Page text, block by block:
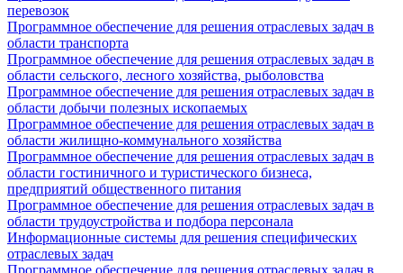
перевозок
Программное обеспечение для решения отраслевых задач в
области транспорта
Программное обеспечение для решения отраслевых задач в
области сельского, лесного хозяйства, рыболовства
Программное обеспечение для решения отраслевых задач в
области добычи полезных ископаемых
Программное обеспечение для решения отраслевых задач в
области жилищно-коммунального хозяйства
Программное обеспечение для решения отраслевых задач в
области гостиничного и туристического бизнеса,
предприятий общественного питания
Программное обеспечение для решения отраслевых задач в
области трудоустройства и подбора персонала
Информационные системы для решения специфических
отраслевых задач
Программное обеспечение для решения отраслевых задач в